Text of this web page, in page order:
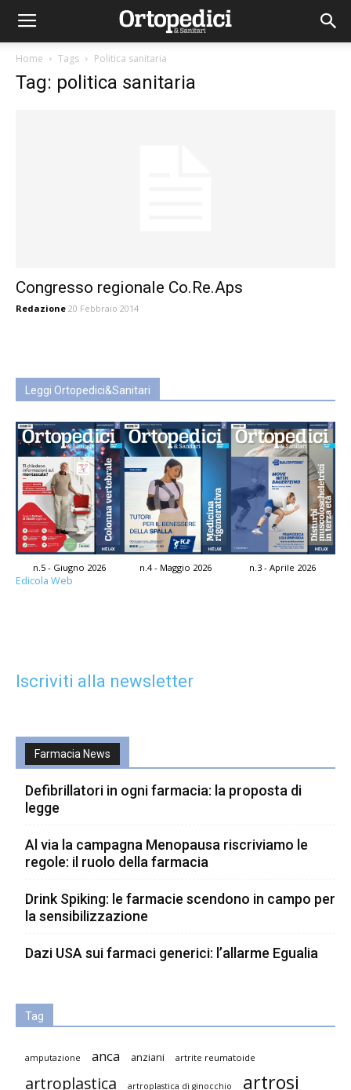
Home Tags Politica sanitaria
Tag: politica sanitaria
Congresso regionale Co.Re.Aps
Redazione 20 Febbraio 2014
Leggi Ortopedici&Sanitari
n.5 - Giugno 2026 n.4 - Maggio 2026 n.3 - Aprile 2026
Edicola Web
Iscriviti alla newsletter
Farmacia News
Defibrillatori in ogni farmacia: la proposta di
legge
Al via la campagna Menopausa riscriviamo le
regole: il ruolo della farmacia
Drink Spiking: le farmacie scendono in campo per
la sensibilizzazione
Dazi USA sui farmaci generici: l’allarme Egualia
Tag
amputazione anca anziani artrite reumatoide
artroplastica artroplastica di ginocchio artrosi